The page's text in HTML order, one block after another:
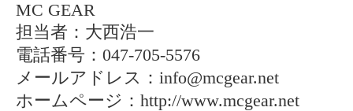
MC GEAR
担当者：大西浩一
電話番号：047-705-5576
メールアドレス：info@mcgear.net
ホームページ：http://www.mcgear.net